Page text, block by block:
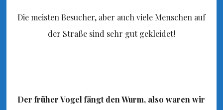
Die meisten Besucher, aber auch viele Menschen auf
der Straße sind sehr gut gekleidet!
Der früher Vogel fängt den Wurm, also waren wir